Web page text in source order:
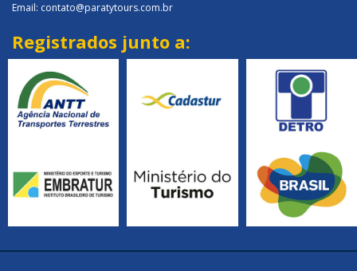
Email: contato@paratytours.com.br
Registrados junto a: